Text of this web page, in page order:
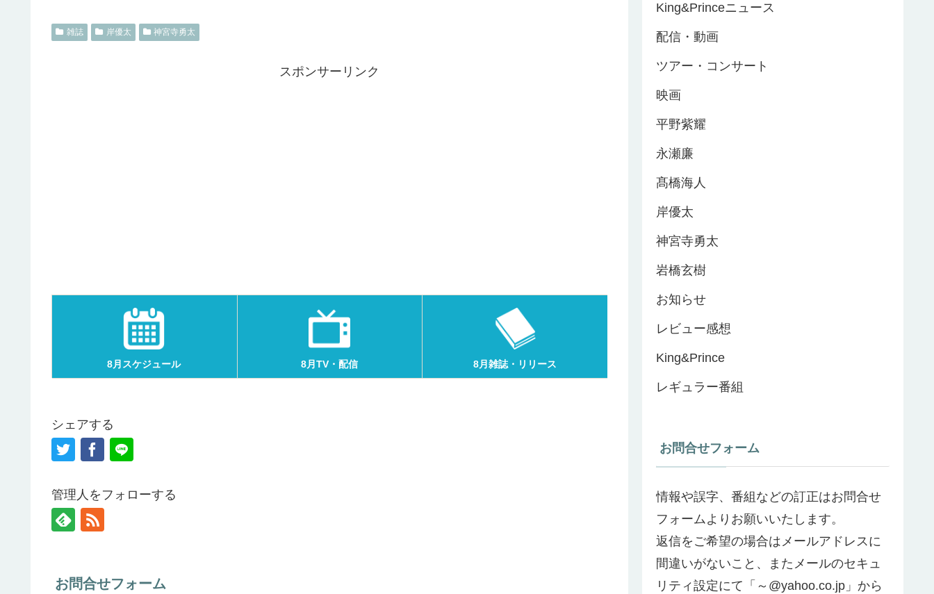
雑誌 岸優太 神宮寺勇太
スポンサーリンク
8月スケジュール 8月TV・配信 8月雑誌・リリース
シェアする
管理人をフォローする
お問合せフォーム
King&Princeニュース
配信・動画
ツアー・コンサート
映画
平野紫耀
永瀬廉
髙橋海人
岸優太
神宮寺勇太
岩橋玄樹
お知らせ
レビュー感想
King&Prince
レギュラー番組
お問合せフォーム
情報や誤字、番組などの訂正はお問合せ
フォームよりお願いいたします。
返信をご希望の場合はメールアドレスに
間違いがないこと、またメールのセキュ
リティ設定にて「～@yahoo.co.jp」から